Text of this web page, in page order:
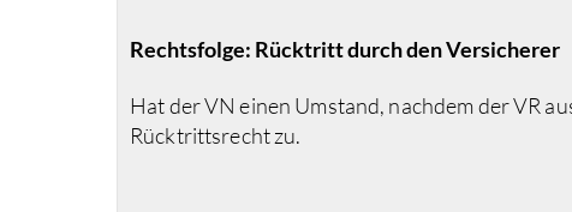
Rechtsfolge: Rücktritt durch den Versicherer
Hat der VN einen Umstand, nachdem der VR
Rücktrittsrecht zu.